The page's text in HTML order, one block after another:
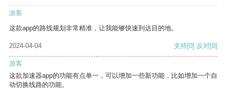
游客
这款app的路线规划非常精准，让我能够快速到达目的地。
2024-04-04 支持[0] 反对[0]
游客
这款加速器app的功能有点单一，可以增加一些新功能，比如增加一个自
动切换线路的功能。